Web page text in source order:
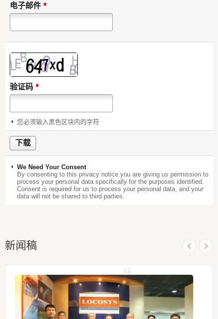
电子邮件 *
验证码 *
您必须输入黑色区块内的字符
We Need Your Consent
By consenting to this privacy notice you are giving us permission to
process your personal data specifically for the purposes identified.
Consent is required for us to process your personal data, and your
data will not be shared to third parties.
新闻稿